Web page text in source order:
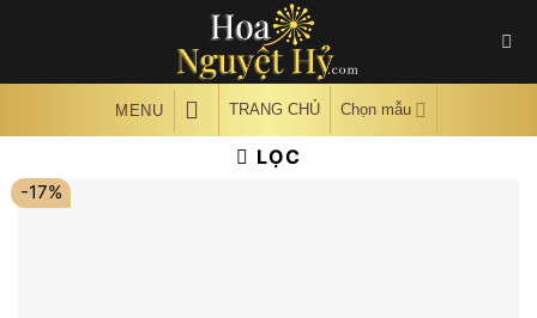
MENU TRANG CHỦ Chọn mẫu
LỌC
-17%